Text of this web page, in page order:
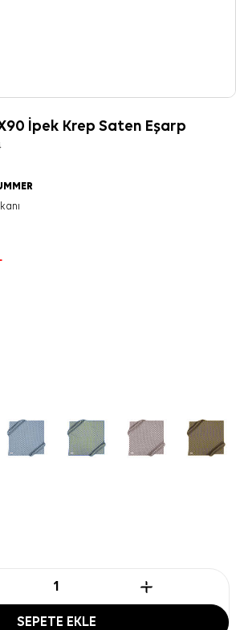
İpek Krep Saten Eşarp
SEPETE EKLE